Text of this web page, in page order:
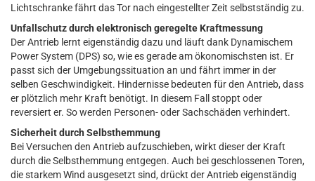
Lichtschranke fährt das Tor nach eingestellter Zeit selbstständig zu.
Unfallschutz durch elektronisch geregelte Kraftmessung
Der Antrieb lernt eigenständig dazu und läuft dank Dynamischem
Power System (DPS) so, wie es gerade am ökonomischsten ist. Er
passt sich der Umgebungssituation an und fährt immer in der
selben Geschwindigkeit. Hindernisse bedeuten für den Antrieb, dass
er plötzlich mehr Kraft benötigt. In diesem Fall stoppt oder
reversiert er. So werden Personen- oder Sachschäden verhindert.
Sicherheit durch Selbsthemmung
Bei Versuchen den Antrieb aufzuschieben, wirkt dieser der Kraft
durch die Selbsthemmung entgegen. Auch bei geschlossenen Toren,
die starkem Wind ausgesetzt sind, drückt der Antrieb eigenständig